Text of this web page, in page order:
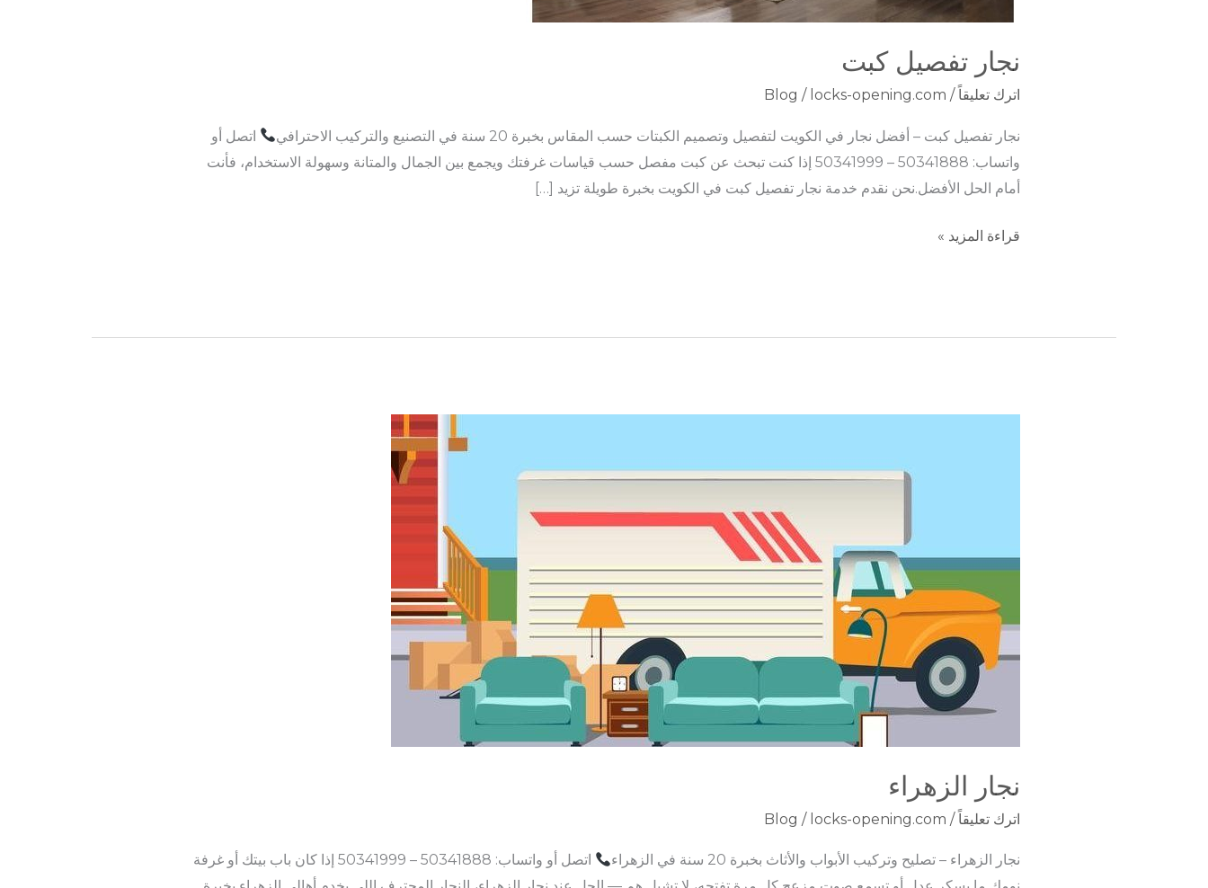
نجار تفصيل كبت
اترك تعليقاً /
Blog / locks-opening.com
نجار تفصيل كبت – أفضل نجار في الكويت لتفصيل وتصميم الكبتات حسب المقاس بخبرة 20 سنة في التصنيع والتركيب الاحترافي
اتصل أو
واتساب: 50341888 – 50341999 إذا كنت تبحث عن كبت مفصل حسب قياسات غرفتك ويجمع بين الجمال والمتانة وسهولة الاستخدام، فأنت
أمام الحل الأفضل.نحن نقدم خدمة نجار تفصيل كبت في الكويت بخبرة طويلة تزيد […]
قراءة المزيد »
نجار الزهراء
اترك تعليقاً /
Blog / locks-opening.com
نجار الزهراء – تصليح وتركيب الأبواب والأثاث بخبرة 20 سنة في الزهراء
اتصل أو واتساب: 50341888 – 50341999 إذا كان باب بيتك أو غرفة